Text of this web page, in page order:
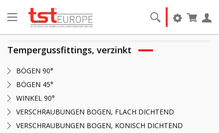
Tempergussfittings, verzinkt
BÖGEN 90°
BÖGEN 45°
WINKEL 90°
VERSCHRAUBUNGEN BOGEN, FLACH DICHTEND
VERSCHRAUBUNGEN BOGEN, KONISCH DICHTEND